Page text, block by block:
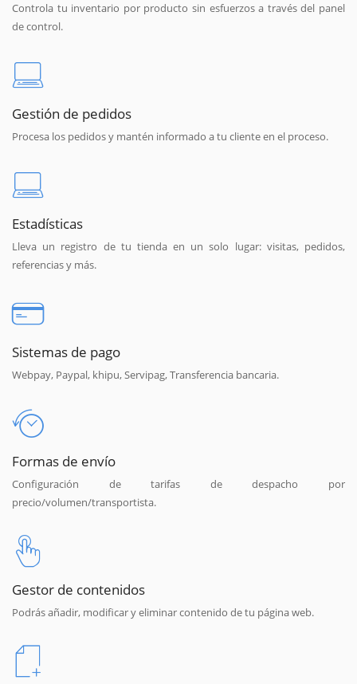
Controla tu inventario por producto sin esfuerzos a través del panel
de control.
Gestión de pedidos
Procesa los pedidos y mantén informado a tu cliente en el proceso.
Estadísticas
Lleva un registro de tu tienda en un solo lugar: visitas, pedidos,
referencias y más.
Sistemas de pago
Webpay, Paypal, khipu, Servipag, Transferencia bancaria.
Formas de envío
Configuración de tarifas de despacho por
precio/volumen/transportista.
Gestor de contenidos
Podrás añadir, modificar y eliminar contenido de tu página web.